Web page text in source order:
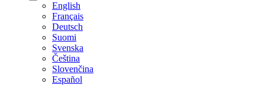
English
Français
Deutsch
Suomi
Svenska
Čeština
Slovenčina
Español